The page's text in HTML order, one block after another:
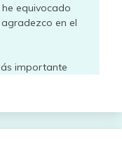
equivocado
en el
importante